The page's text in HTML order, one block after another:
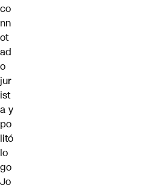
co
nn
ot
ad
o
jur
ist
a y
po
litó
lo
go
Jo